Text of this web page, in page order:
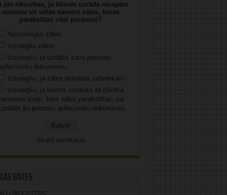
jūs rīkosities, ja klients uzrāda receptes
numuru un vēlas saņemt zāles, kuras
parakstītas citai personai?
Neizsniegšu zāles.
Izsniegšu zāles.
Izsniegšu, ja uzrādīs savu personu
dokumentu.
Izsniegšu, ja zāles domātas radiniekam.
Izsniegšu, ja klients nosauks tā cilvēka
kodu, kam zāles parakstītas, vai
šo personu apliecinošu dokumentu.
Skatīt rezultātus
saites